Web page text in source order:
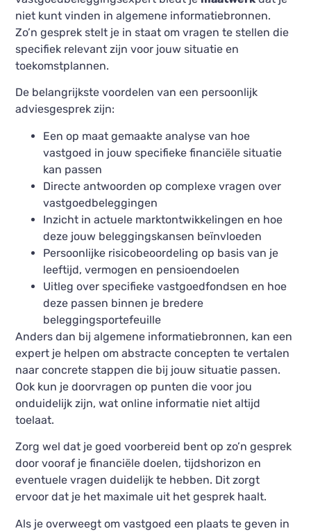
niet kunt vinden in algemene informatiebronnen.
Zo’n gesprek stelt je in staat om vragen te stellen die
specifiek relevant zijn voor jouw situatie en
toekomstplannen.
De belangrijkste voordelen van een persoonlijk
adviesgesprek zijn:
Een op maat gemaakte analyse van hoe
vastgoed in jouw specifieke financiële situatie
kan passen
Directe antwoorden op complexe vragen over
vastgoedbeleggingen
Inzicht in actuele marktontwikkelingen en hoe
deze jouw beleggingskansen beïnvloeden
Persoonlijke risicobeoordeling op basis van je
leeftijd, vermogen en pensioendoelen
Uitleg over specifieke vastgoedfondsen en hoe
deze passen binnen je bredere
beleggingsportefeuille
Anders dan bij algemene informatiebronnen, kan een
expert je helpen om abstracte concepten te vertalen
naar concrete stappen die bij jouw situatie passen.
Ook kun je doorvragen op punten die voor jou
onduidelijk zijn, wat online informatie niet altijd
toelaat.
Zorg wel dat je goed voorbereid bent op zo’n gesprek
door vooraf je financiële doelen, tijdshorizon en
eventuele vragen duidelijk te hebben. Dit zorgt
ervoor dat je het maximale uit het gesprek haalt.
Als je overweegt om vastgoed een plaats te geven in